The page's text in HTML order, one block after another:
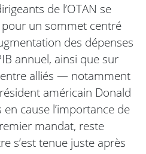
de l’OTAN se
un sommet centré
des dépenses
annuel, ainsi que sur
entre alliés — notamment
américain Donald
cause l’importance de
mandat, reste
s’est tenue juste après